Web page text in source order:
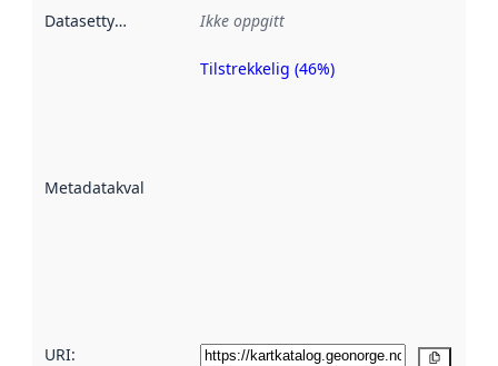
Datasettype Ikke oppgitt
Metadatakvalitet
Metadatakvalitet
Tilstrekkelig (46%)
URI: